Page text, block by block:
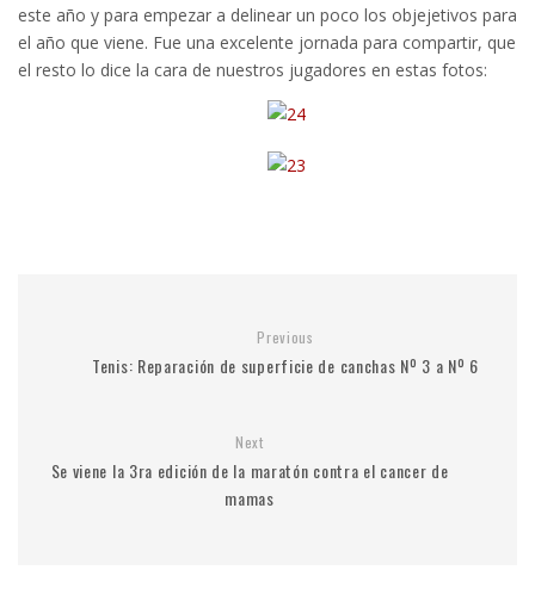
este año y para empezar a delinear un poco los objejetivos para
el año que viene. Fue una excelente jornada para compartir, que
el resto lo dice la cara de nuestros jugadores en estas fotos:
Previous
Tenis: Reparación de superficie de canchas Nº 3 a Nº 6
Next
Se viene la 3ra edición de la maratón contra el cancer de
mamas